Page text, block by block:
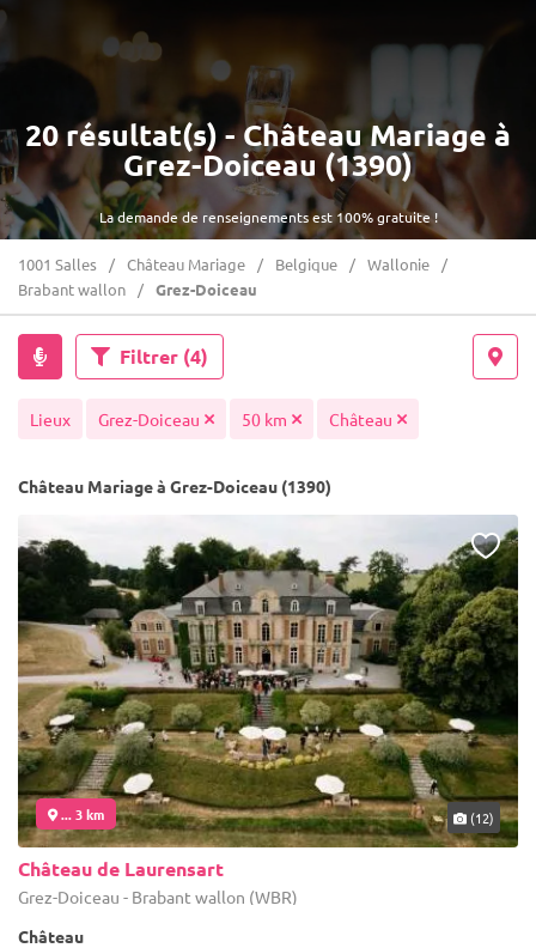
La demande de renseignements est 100% gratuite !
20 résultat(s) - Château Mariage à
Grez-Doiceau (1390)
1001 Salles Château Mariage Belgique
Wallonie
Brabant wallon
Grez-Doiceau
Filtrer (4)
Lieux Grez-Doiceau 50 km Château
Château Mariage à Grez-Doiceau (1390)
... 3 km (12)
Château de Laurensart
Grez-Doiceau - Brabant wallon (WBR)
Château